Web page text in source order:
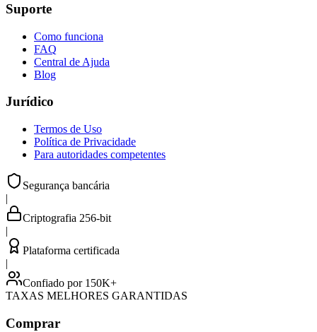
Suporte
Como funciona
FAQ
Central de Ajuda
Blog
Jurídico
Termos de Uso
Política de Privacidade
Para autoridades competentes
Segurança bancária
|
Criptografia 256-bit
|
Plataforma certificada
|
Confiado por 150K+
TAXAS MELHORES GARANTIDAS
Comprar